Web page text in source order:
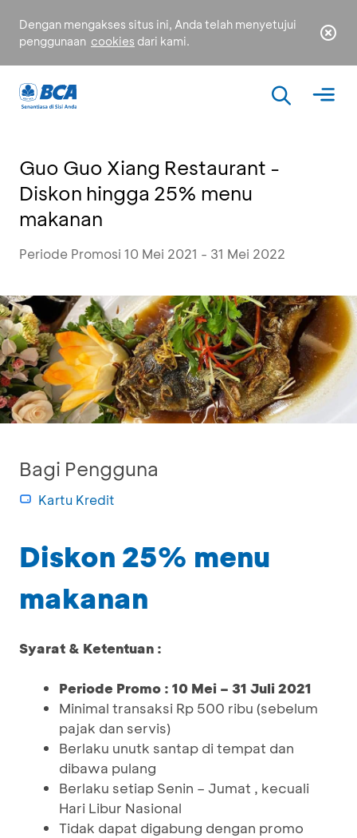
Dengan mengakses situs ini, Anda telah menyetujui
penggunaan cookies dari kami.
Guo Guo Xiang Restaurant -
Diskon hingga 25% menu
makanan
Periode Promosi 10 Mei 2021 - 31 Mei 2022
Bagi Pengguna
Kartu Kredit
Diskon 25% menu
makanan
Syarat & Ketentuan :
Periode Promo : 10 Mei – 31 Juli 2021
Minimal transaksi Rp 500 ribu (sebelum
pajak dan servis)
Berlaku unutk santap di tempat dan
dibawa pulang
Berlaku setiap Senin – Jumat , kecuali
Hari Libur Nasional
Tidak dapat digabung dengan promo